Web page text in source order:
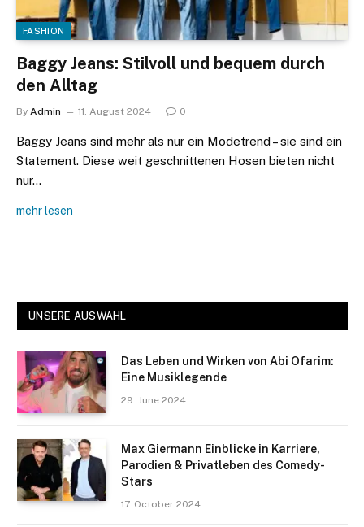
FASHION
Baggy Jeans: Stilvoll und bequem durch
den Alltag
By Admin 11. August 2024 0
Baggy Jeans sind mehr als nur ein Modetrend – sie sind ein
Statement. Diese weit geschnittenen Hosen bieten nicht
nur…
mehr lesen
UNSERE AUSWAHL
Das Leben und Wirken von Abi Ofarim:
Eine Musiklegende
29. June 2024
Max Giermann Einblicke in Karriere,
Parodien & Privatleben des Comedy-
Stars
17. October 2024